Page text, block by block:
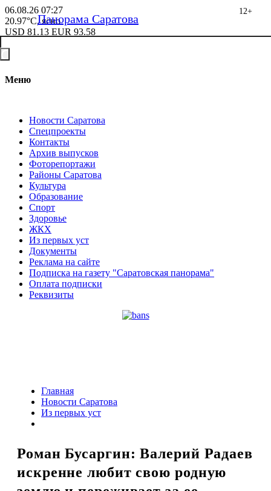
06.08.26 07:27
20.97°C, ясно
USD 81.13 EUR 93.58
Меню
Новости Саратова
Спецпроекты
Контакты
Архив выпусков
Фоторепортажи
Районы Саратова
Культура
Образование
Спорт
Здоровье
ЖКХ
Из пеpвых уст
Документы
Реклама на сайте
Подписка на газету "Саратовская панорама"
Оплата подписки
Реквизиты
Панорама Саратова
12+
Главная
Новости Саратова
Из пеpвых уст
Роман Бусаргин: Валерий Радаев
искренне любит свою родную